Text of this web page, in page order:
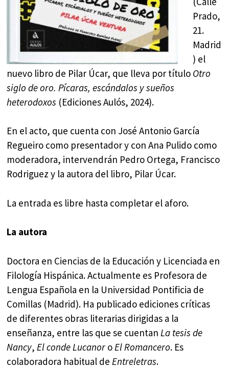
Prado,
21.
Madrid
) el
nuevo libro de Pilar Úcar, que lleva por título Otro
siglo de oro. Pícaras, escándalos y sueños
heterodoxos (Ediciones Aulós, 2024).
En el acto, que cuenta con José Antonio García
Regueiro como presentador y con Ana Pulido como
moderadora, intervendrán Pedro Ortega, Francisco
Rodriguez y la autora del libro, Pilar Úcar.
La entrada es libre hasta completar el aforo.
La autora
Doctora en Ciencias de la Educación y Licenciada en
Filología Hispánica. Actualmente es Profesora de
Lengua Española en la Universidad Pontificia de
Comillas (Madrid). Ha publicado ediciones críticas
de diferentes obras literarias dirigidas a la
enseñanza, entre las que se cuentanLa tesis de
Nancy,El conde Lucanor oEl Romancero. Es
colaboradora habitual deEntreletras.